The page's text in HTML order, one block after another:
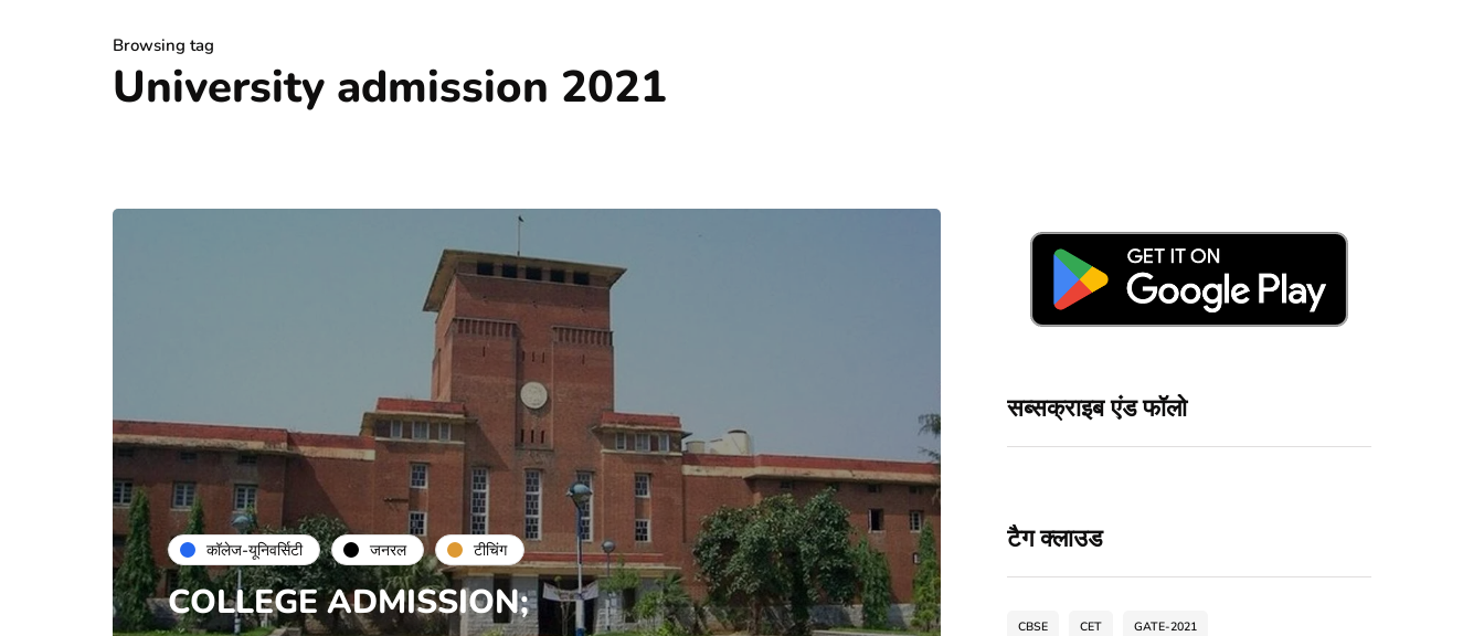
Browsing tag
University admission 2021
कॉलेज-यूनिवर्सिटी जनरल टीचिंग
COLLEGE ADMISSION;
सब्सक्राइब एंड फॉलो
टैग क्लाउड
CBSE CET GATE-2021